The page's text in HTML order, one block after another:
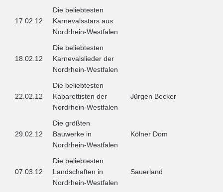
17.02.12
Die beliebtesten
Karnevalsstars aus
Nordrhein-Westfalen
18.02.12
Die beliebtesten
Karnevalslieder der
Nordrhein-Westfalen
22.02.12
Die beliebtesten
Kabarettisten der
Nordrhein-Westfalen
Jürgen Becker
29.02.12
Die größten
Bauwerke in
Nordrhein-Westfalen
Kölner Dom
07.03.12
Die beliebtesten
Landschaften in
Nordrhein-Westfalen
Sauerland